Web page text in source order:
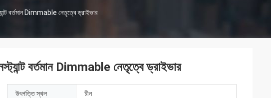
বর্তমান Dimmable নেতৃত্বে ড্রাইভার
বর্তমান Dimmable নেতৃত্বে ড্রাইভার
উৎপত্তি স্থল চীন